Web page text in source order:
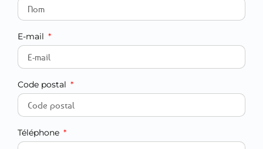
E-mail
Code postal
Téléphone